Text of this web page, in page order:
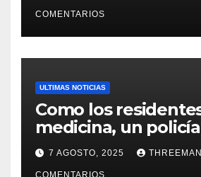
COMENTARIOS
ULTIMAS NOTICIAS
Como los
medicina, un
trampa en un
obtener un ascenso
7 AGOSTO, 2025 THREEMAN
COMENTARIOS